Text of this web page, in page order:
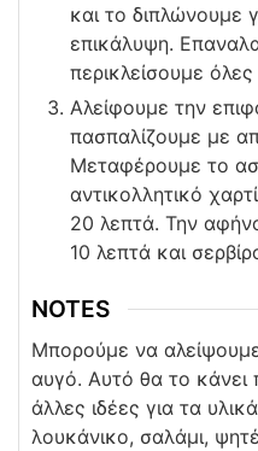
και το διπλώνουμε
επικάλυψη.
περικλείσουμε όλες
Αλείφουμε την
πασπαλίζουμε με
Μεταφέρουμε το
αντικολλητικό
20 λεπτά. Την
10 λεπτά και
NOTES
Μπορούμε να
αυγό. Αυτό θα το κάνει
άλλες ιδέες για τα
λουκάνικο, σαλάμι,